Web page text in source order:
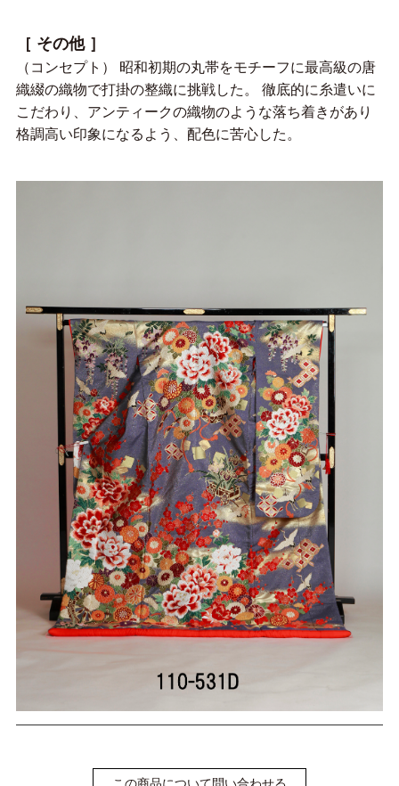
［ その他 ］
（コンセプト） 昭和初期の丸帯をモチーフに最高級の唐
織綴の織物で打掛の整織に挑戦した。 徹底的に糸遣いに
こだわり、アンティークの織物のような落ち着きがあり
格調高い印象になるよう、配色に苦心した。